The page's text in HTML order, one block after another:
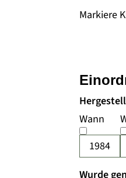
Markiere
Wann
1984
Wurde